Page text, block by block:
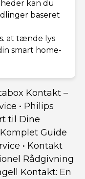
kan du
baseret
at tænde lys
smart home-
Kontakt –
• Philips
til Dine
Guide
• Kontakt
Rådgivning
Kontakt: En